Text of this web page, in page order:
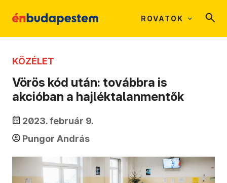
ROVATOK
KÖZÉLET
Vörös kód után: továbbra is
akcióban a hajléktalanmentők
2023. február 9.
Pungor András